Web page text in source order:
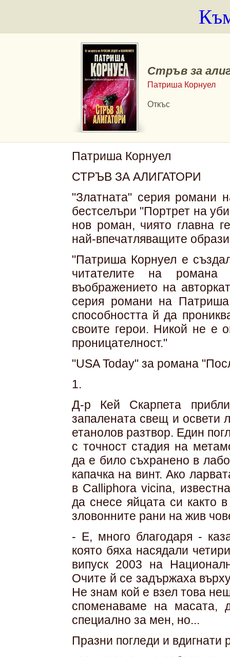
Стръв за
Патриша Корнуел
Откъс
Патриша Корнуел
СТРЪВ ЗА АЛИГАТОРИ
"Златната" серия романи
бестселъри "Портрет на
нов роман, чиято главна
най-впечатляващите
"Патриша Корнуел е
читателите на
въображението на
серия романи на
способността й да
своите герои. Никой не е
проницателност."
"USA Today" за романа
1.
Д-р Кей Скарпета
запалената свещ и освети
етанолов разтвор. Един
с точност стадия на
да е било съхранено в
капачка на винт. Ако
в Calliphora vicina,
да снесе яйцата си както
зловонните рани на жив
- Е, много благодаря -
която бяха насядали
випуск 2003 на
Очите й се задържаха
Не знам кой е взел това
споменаваме на масата,
специално за мен, но...
Празни погледи и вдигнати